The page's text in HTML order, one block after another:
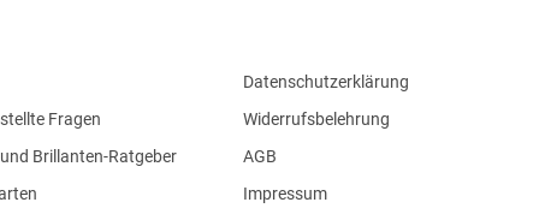
Fragen
Brillanten-Ratgeber
Datenschutzerklärung
Widerrufsbelehrung
AGB
Impressum